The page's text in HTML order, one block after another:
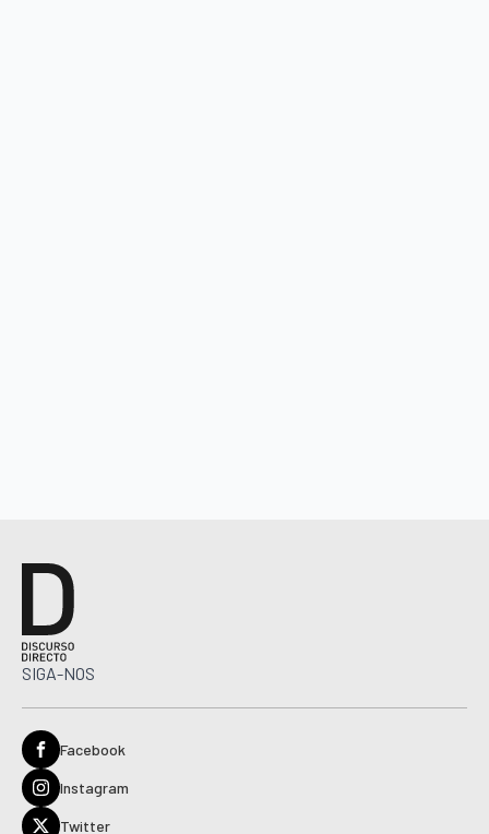
SIGA-NOS
Facebook
Instagram
Twitter